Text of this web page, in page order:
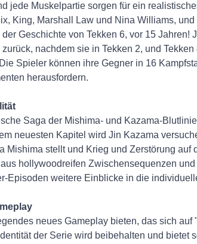
jede Muskelpartie sorgen für ein
King, Marshall Law und Nina Williams,
Geschichte von Tekken 6, vor 15 Jahren!
nachdem sie in Tekken 2, und
Spieler können ihre Gegner in 16
herausfordern.
Saga der Mishima- und Kazama-
neuesten Kapitel wird Jin Kazama
Mishima stellt und Krieg und Zerstörung auf
hollywoodreifen Zwischensequenzen
Episoden weitere Einblicke in die
neues Gameplay bieten, das sich
der Serie wird beibehalten und bietet